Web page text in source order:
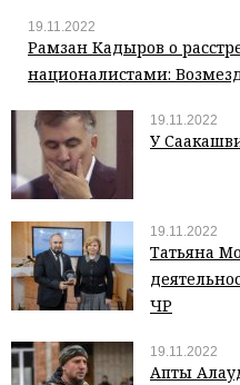
19.11.2022
Рамзан Кадыров о
националистами:
19.11.2022
У
19.11.2022
Татьяна
ЧР
19.11.2022
Апты